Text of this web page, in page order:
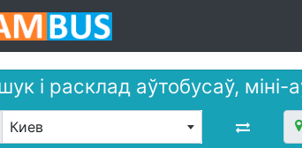
і расклад аўтобусаў,
Киев